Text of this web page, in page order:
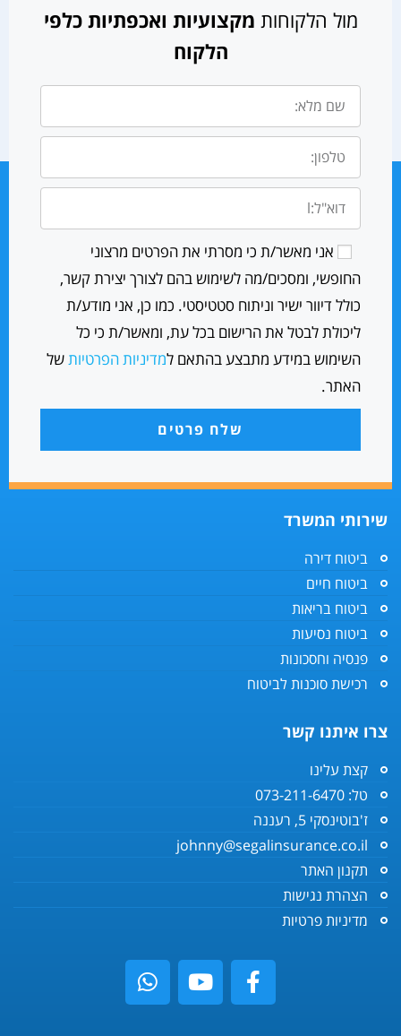
מול הלקוחות מקצועיות ואכפתיות כלפי
הלקוח
אני מאשר/ת כי מסרתי את הפרטים מרצוני
החופשי, ומסכים/מה לשימוש בהם לצורך יצירת קשר,
כולל דיוור ישיר וניתוח סטטיסטי. כמו כן, אני מודע/ת
ליכולת לבטל את הרישום בכל עת, ומאשר/ת כי כל
השימוש במידע מתבצע בהתאם למדיניות הפרטיותשל
האתר.
שלח פרטים
שירותי המשרד
ביטוח דירה
ביטוח חיים
ביטוח בריאות
ביטוח נסיעות
פנסיה וחסכונות
רכישת סוכנות לביטוח
צרו איתנו קשר
קצת עלינו
טל: 073-211-6470
ז'בוטינסקי 5, רעננה
johnny@segalinsurance.co.il
תקנון האתר
הצהרת נגישות
מדיניות פרטיות